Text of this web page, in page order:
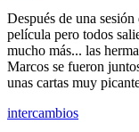
Después de una
película pero todos
mucho más... las
Marcos se fueron
unas cartas muy
intercambios